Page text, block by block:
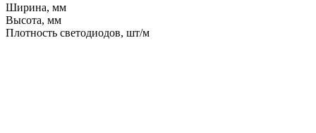
Ширина, мм
Высота, мм
Плотность светодиодов, шт/м